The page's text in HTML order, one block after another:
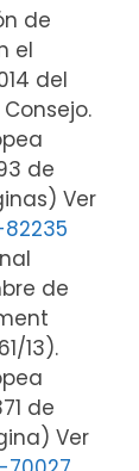
de
el
del
de
Ver
82235
de
13).
de
Ver